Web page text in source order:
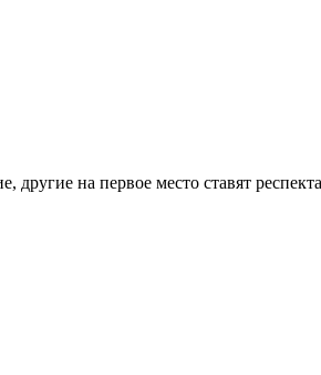
на первое место ставят